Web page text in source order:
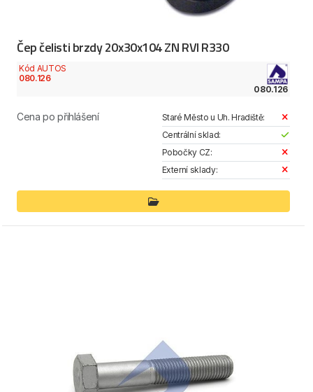
Čep čelisti brzdy 20x30x104 ZN RVI R330
Kód AUTOS
080.126
080.126
Cena po přihlášení
Staré Město u Uh. Hradiště:
Centrální sklad:
Pobočky CZ:
Externí sklady: